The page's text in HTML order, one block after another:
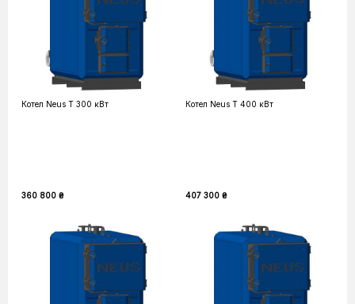
Котел Neus T 300 кВт
360 800 ₴
Котел Neus T 400 кВт
407 300 ₴